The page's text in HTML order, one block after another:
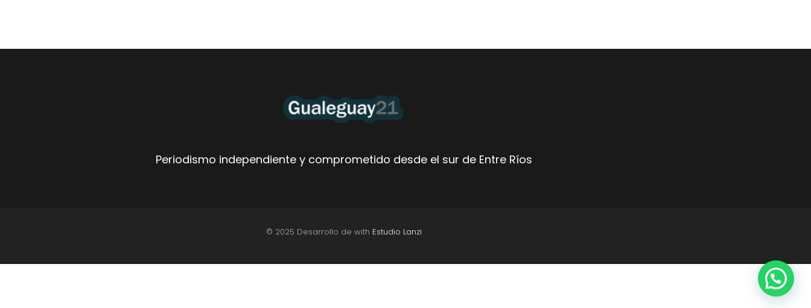
Periodismo independiente y comprometido desde el sur de Entre Ríos
© 2025 Desarrollo de with Estudio Lanzi